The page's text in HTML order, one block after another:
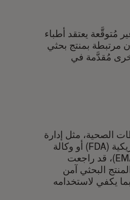
مُتوقَّعة يعتقد أطباء
مرتبطة بمنتج بحثي
مُقدَّمة في
الصحية، مثل إدارة
الغذاء والدواء الأمريكية (FDA) أو وكالة
الأدوية الأوروبية (EMA)، قد راجعت
البحثي آمن
يكفي لاستخدامه